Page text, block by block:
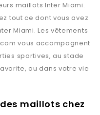
maillots Inter Miami.
tout ce dont vous avez
Miami. Les vêtements
vous accompagnent
sportives, au stade
ou dans votre vie
maillots chez